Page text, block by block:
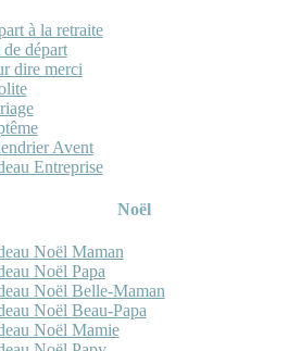
à la retraite
de départ
dire merci
Avent
Entreprise
Noël
Noël Maman
Noël Papa
Noël Belle-Maman
Noël Beau-Papa
Noël Mamie